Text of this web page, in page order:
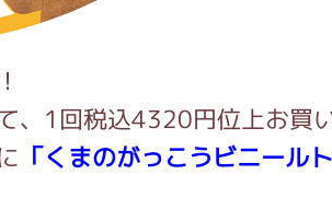
、1回税込4320円位上お買
「くまのがっこうビニール